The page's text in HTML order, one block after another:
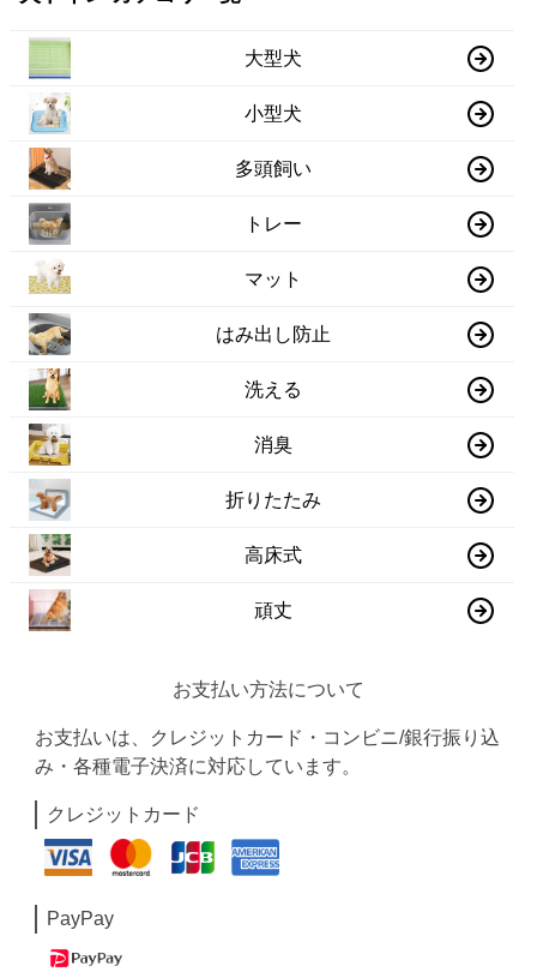
大型犬
小型犬
多頭飼い
トレー
マット
はみ出し防止
洗える
消臭
折りたたみ
高床式
頑丈
お支払い方法について
お支払いは、クレジットカード・コンビニ/銀行振り込
み・各種電子決済に対応しています。
クレジットカード
PayPay